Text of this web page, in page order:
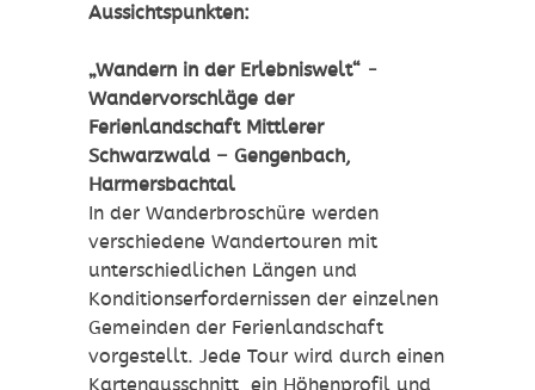
Aussichtspunkten:
„Wandern in der Erlebniswelt“ -
Wandervorschläge der
Ferienlandschaft Mittlerer
Schwarzwald – Gengenbach,
Harmersbachtal
In der Wanderbroschüre werden
verschiedene Wandertouren mit
unterschiedlichen Längen und
Konditionserfordernissen der einzelnen
Gemeinden der Ferienlandschaft
vorgestellt. Jede Tour wird durch einen
Kartenausschnitt, ein Höhenprofil und